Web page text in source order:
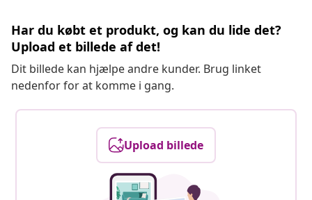
Har du købt et produkt, og kan du lide det?
Upload et billede af det!
Dit billede kan hjælpe andre kunder. Brug linket
nedenfor for at komme i gang.
Upload billede